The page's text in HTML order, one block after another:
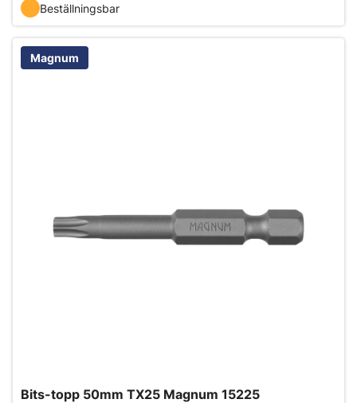
Beställningsbar
Magnum
Bits-topp 50mm TX25 Magnum 15225